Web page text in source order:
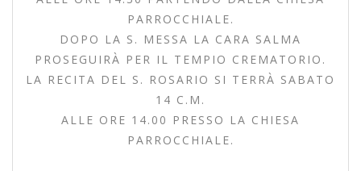
PARROCCHIALE.
DOPO LA S. MESSA LA CARA SALMA
PROSEGUIRÀ PER IL TEMPIO CREMATORIO.
LA RECITA DEL S. ROSARIO SI TERRÀ SABATO
14 C.M.
ALLE ORE 14.00 PRESSO LA CHIESA
PARROCCHIALE.